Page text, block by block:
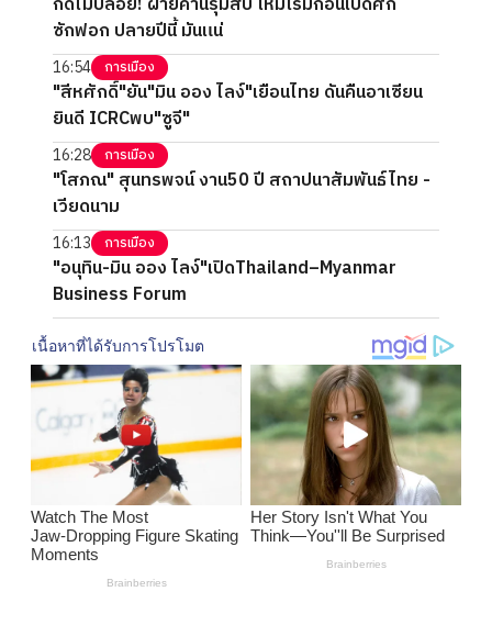
ซักฟอก ปลายปีนี้ มันแน่
16:54 การเมือง
"สีหศักดิ์"ยัน"มิน ออง ไลง์"เยือนไทย ดันคืนอาเซียน
ยินดี ICRCพบ"ซูจี"
16:28 การเมือง
"โสภณ" สุนทรพจน์ งาน50 ปี สถาปนาสัมพันธ์ไทย -
เวียดนาม
16:13 การเมือง
"อนุทิน-มิน ออง ไลง์"เปิดThailand–Myanmar
Business Forum